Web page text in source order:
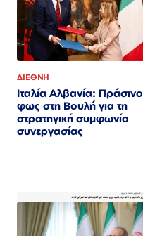
ΔΙΕΘΝΗ
Ιταλία Αλβανία: Πράσινο
φως στη Βουλή για τη
στρατηγική συμφωνία
συνεργασίας